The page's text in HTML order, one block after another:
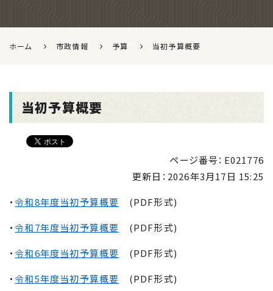
ホーム 市政情報 予算 当初予算概要
当初予算概要
ページ番号：E021776
更新日： 2026年3月17日 15:25
・令和8年度当初予算概要 (PDF形式)
・令和7年度当初予算概要 (PDF形式)
・令和6年度当初予算概要 (PDF形式)
・令和5年度当初予算概要 (PDF形式)